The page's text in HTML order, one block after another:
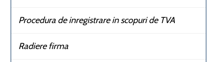
Procedura de inregistrare in scopuri de TVA
Radiere firma